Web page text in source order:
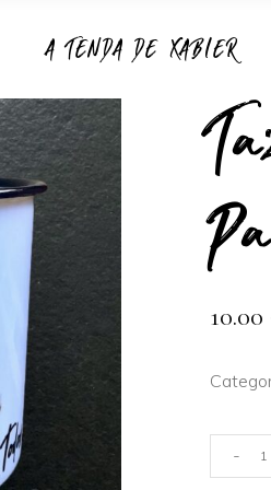
A TENDA DE XABIER
10.00
vintage
-